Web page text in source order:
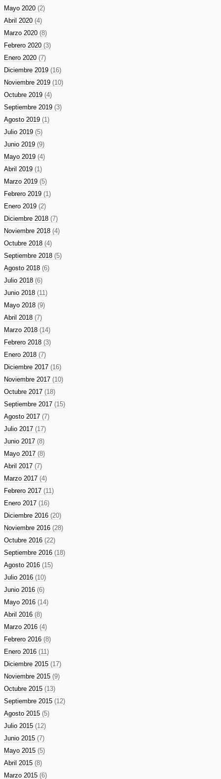
Mayo 2020 (2)
Abril 2020 (4)
Marzo 2020 (8)
Febrero 2020 (3)
Enero 2020 (7)
Diciembre 2019 (16)
Noviembre 2019 (10)
Octubre 2019 (4)
Septiembre 2019 (3)
Agosto 2019 (1)
Julio 2019 (5)
Junio 2019 (9)
Mayo 2019 (4)
Abril 2019 (1)
Marzo 2019 (5)
Febrero 2019 (1)
Enero 2019 (2)
Diciembre 2018 (7)
Noviembre 2018 (4)
Octubre 2018 (4)
Septiembre 2018 (5)
Agosto 2018 (6)
Julio 2018 (6)
Junio 2018 (11)
Mayo 2018 (9)
Abril 2018 (7)
Marzo 2018 (14)
Febrero 2018 (3)
Enero 2018 (7)
Diciembre 2017 (16)
Noviembre 2017 (10)
Octubre 2017 (18)
Septiembre 2017 (15)
Agosto 2017 (7)
Julio 2017 (17)
Junio 2017 (8)
Mayo 2017 (8)
Abril 2017 (7)
Marzo 2017 (4)
Febrero 2017 (11)
Enero 2017 (16)
Diciembre 2016 (20)
Noviembre 2016 (28)
Octubre 2016 (22)
Septiembre 2016 (18)
Agosto 2016 (15)
Julio 2016 (10)
Junio 2016 (6)
Mayo 2016 (14)
Abril 2016 (8)
Marzo 2016 (4)
Febrero 2016 (8)
Enero 2016 (11)
Diciembre 2015 (17)
Noviembre 2015 (9)
Octubre 2015 (13)
Septiembre 2015 (12)
Agosto 2015 (5)
Julio 2015 (12)
Junio 2015 (7)
Mayo 2015 (5)
Abril 2015 (8)
Marzo 2015 (6)